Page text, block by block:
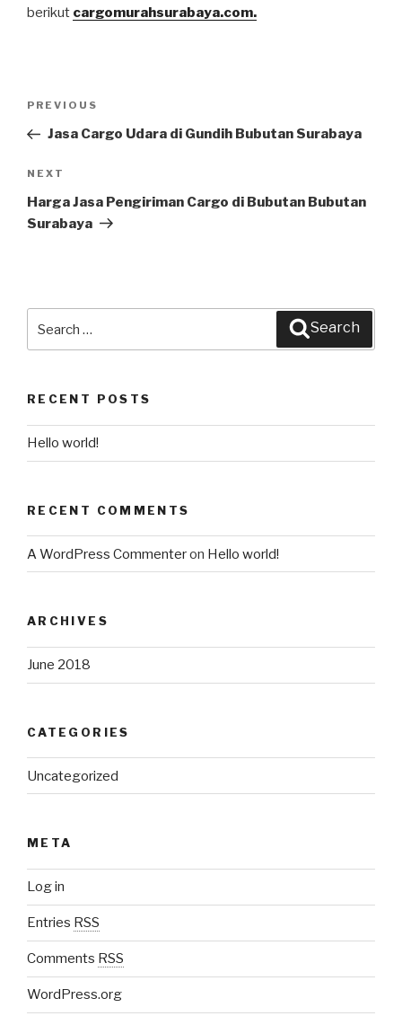
berikut cargomurahsurabaya.com.
Post
Previous
Post
PREVIOUS
Jasa Cargo Udara di Gundih Bubutan Surabaya
Next
Post
NEXT
Harga Jasa Pengiriman Cargo di Bubutan Bubutan
Surabaya
Search
RECENT POSTS
Hello world!
RECENT COMMENTS
A WordPress Commenteron Hello world!
ARCHIVES
June 2018
CATEGORIES
Uncategorized
META
Log in
Entries RSS
Comments RSS
WordPress.org